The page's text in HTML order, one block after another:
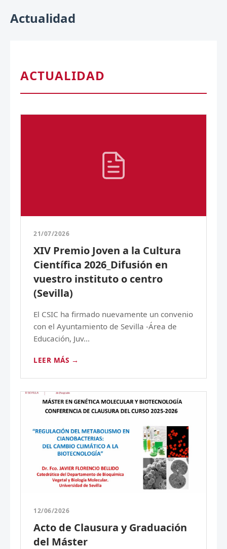
Actualidad
ACTUALIDAD
21/07/2026
XIV Premio Joven a la Cultura
Científica 2026_Difusión en
vuestro instituto o centro
(Sevilla)
El CSIC ha firmado nuevamente un convenio
con el Ayuntamiento de Sevilla -Área de
Educación, Juv...
LEER MÁS →
12/06/2026
Acto de Clausura y Graduación
del Máster